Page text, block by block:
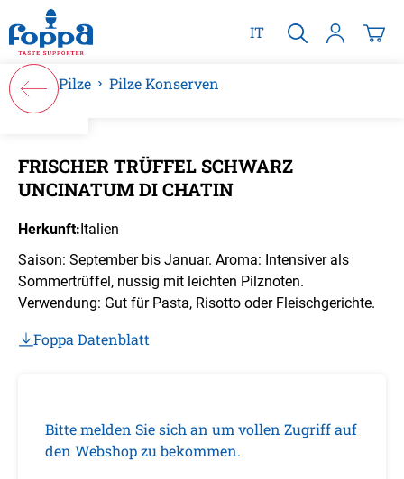
springen
IT
Pilze Pilze Konserven
FRISCHER TRÜFFEL SCHWARZ
UNCINATUM DI CHATIN
Herkunft:Italien
Saison: September bis Januar. Aroma: Intensiver als
Sommertrüffel, nussig mit leichten Pilznoten.
Verwendung: Gut für Pasta, Risotto oder Fleischgerichte.
Foppa Datenblatt
Bitte melden Sie sich an um vollen Zugriff auf
den Webshop zu bekommen.